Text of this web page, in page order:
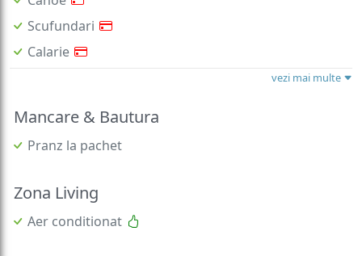
Scufundari
Calarie
vezi mai multe
Mancare & Bautura
Pranz la pachet
Zona Living
Aer conditionat